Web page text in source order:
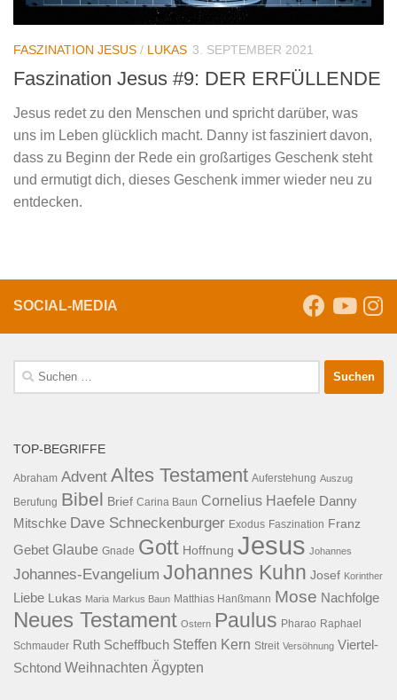
FASZINATION JESUS / LUKAS 3. SEPTEMBER 2021
Faszination Jesus #9: DER ERFÜLLENDE
Jesus redet zu den Menschen und spricht darüber, was
uns im Leben glücklich macht. Danny ist fasziniert davon,
dass zu Beginn der Rede ein großartiges Geschenk steht
und ermutigt dich, dieses Geschenk immer wieder neu zu
entdecken.
SOCIAL-MEDIA
Suche
nach:
TOP-BEGRIFFE
Abraham Advent Altes Testament Auferstehung Auszug
Berufung Bibel Brief Carina Baun Cornelius Haefele Danny
Mitschke Dave Schneckenburger Exodus Faszination Franz
Gebet Glaube Gnade Gott Hoffnung Jesus Johannes
Johannes-Evangelium Johannes Kuhn Josef Korinther
Liebe Lukas Maria Markus Baun Matthias Hanßmann Mose Nachfolge
Neues Testament Ostern Paulus Pharao Raphael
Schmauder Ruth Scheffbuch Steffen Kern Streit Versöhnung Viertel-
Schtond Weihnachten Ägypten